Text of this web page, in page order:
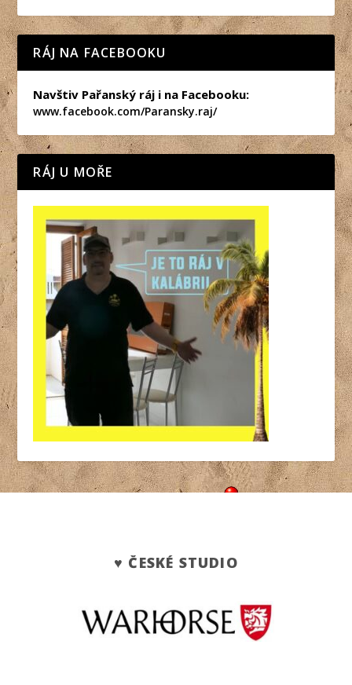
RÁJ NA FACEBOOKU
Navštiv Pařanský ráj i na Facebooku:
www.facebook.com/Paransky.raj/
RÁJ U MOŘE
♥ ČESKÉ STUDIO